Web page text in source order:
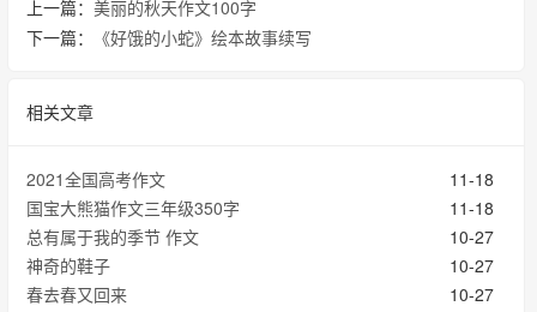
上一篇： 美丽的秋天作文100字
下一篇：
《好饿的小蛇》绘本故事续写
相关文章
11-18
2021全国高考作文
11-18
国宝大熊猫作文三年级350字
10-27
总有属于我的季节 作文
10-27
神奇的鞋子
10-27
春去春又回来